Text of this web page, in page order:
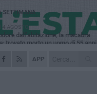
APP
SETTIMANA
4 AGOSTO
dall’abitazione, la macabra
trovato morto un uomo di 55 anni
AGOSTO
impegni. 1 strada": ad Andria